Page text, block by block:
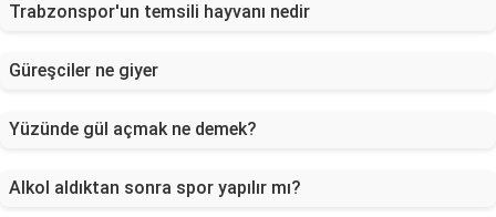
Trabzonspor'un temsili hayvanı nedir
Güreşciler ne giyer
Yüzünde gül açmak ne demek?
Alkol aldıktan sonra spor yapılır mı?